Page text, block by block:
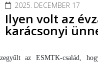
2025. DECEMBER 17
Ilyen volt az
karácsonyi
az ESMTK-család,